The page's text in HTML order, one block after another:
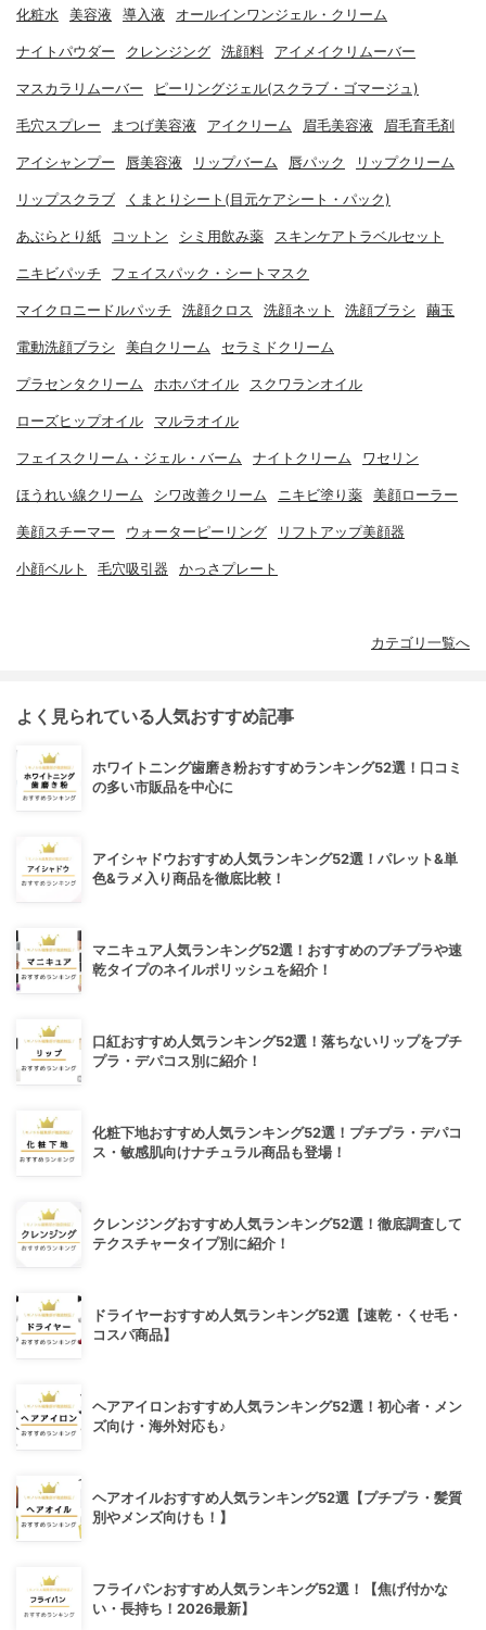
化粧水 美容液 導入液 オールインワンジェル・クリーム
ナイトパウダー クレンジング 洗顔料 アイメイクリムーバー
マスカラリムーバー ピーリングジェル(スクラブ・ゴマージュ)
毛穴スプレー まつげ美容液 アイクリーム 眉毛美容液 眉毛育毛剤
アイシャンプー 唇美容液 リップバーム 唇パック リップクリーム
リップスクラブ くまとりシート(目元ケアシート・パック)
あぶらとり紙 コットン シミ用飲み薬 スキンケアトラベルセット
ニキビパッチ フェイスパック・シートマスク
マイクロニードルパッチ 洗顔クロス 洗顔ネット 洗顔ブラシ 繭玉
電動洗顔ブラシ 美白クリーム セラミドクリーム
プラセンタクリーム ホホバオイル スクワランオイル
ローズヒップオイル マルラオイル
フェイスクリーム・ジェル・バーム ナイトクリーム ワセリン
ほうれい線クリーム シワ改善クリーム ニキビ塗り薬 美顔ローラー
美顔スチーマー ウォーターピーリング リフトアップ美顔器
小顔ベルト 毛穴吸引器 かっさプレート
カテゴリ一覧へ
よく見られている人気おすすめ記事
ホワイトニング歯磨き粉おすすめランキング52選！口コミ
の多い市販品を中心に
アイシャドウおすすめ人気ランキング52選！パレット&単
色&ラメ入り商品を徹底比較！
マニキュア人気ランキング52選！おすすめのプチプラや速
乾タイプのネイルポリッシュを紹介！
口紅おすすめ人気ランキング52選！落ちないリップをプチ
プラ・デパコス別に紹介！
化粧下地おすすめ人気ランキング52選！プチプラ・デパコ
ス・敏感肌向けナチュラル商品も登場！
クレンジングおすすめ人気ランキング52選！徹底調査して
テクスチャータイプ別に紹介！
ドライヤーおすすめ人気ランキング52選【速乾・くせ毛・
コスパ商品】
ヘアアイロンおすすめ人気ランキング52選！初心者・メン
ズ向け・海外対応も♪
ヘアオイルおすすめ人気ランキング52選【プチプラ・髪質
別やメンズ向けも！】
フライパンおすすめ人気ランキング52選！【焦げ付かな
い・長持ち！2026最新】